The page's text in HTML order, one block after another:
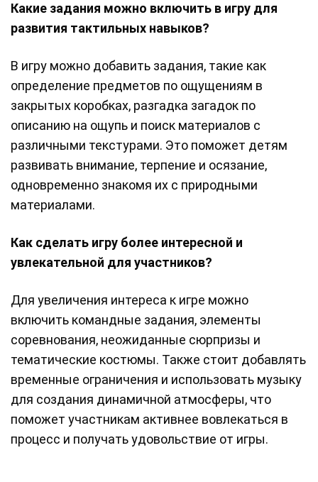
Какие задания можно включить в игру для
развития тактильных навыков?
В игру можно добавить задания, такие как
определение предметов по ощущениям в
закрытых коробках, разгадка загадок по
описанию на ощупь и поиск материалов с
различными текстурами. Это поможет детям
развивать внимание, терпение и осязание,
одновременно знакомя их с природными
материалами.
Как сделать игру более интересной и
увлекательной для участников?
Для увеличения интереса к игре можно
включить командные задания, элементы
соревнования, неожиданные сюрпризы и
тематические костюмы. Также стоит добавлять
временные ограничения и использовать музыку
для создания динамичной атмосферы, что
поможет участникам активнее вовлекаться в
процесс и получать удовольствие от игры.